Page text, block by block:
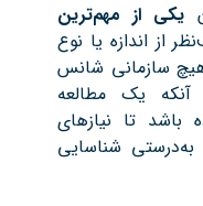
یکی از مهم‌ترین
از اندازه یا نوع
سازمانی شانس
یک مطالعه
باشد تا نیازهای
به‌درستی شناسایی